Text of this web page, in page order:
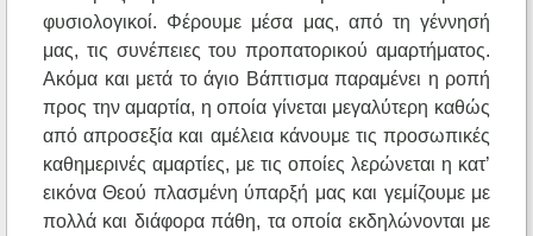
φυσιολογικοί. Φέρουμε μέσα μας, από τη γέννησή
μας, τις συνέπειες του προπατορικού αμαρτήματος.
Ακόμα και μετά το άγιο Βάπτισμα παραμένει η ροπή
προς την αμαρτία, η οποία γίνεται μεγαλύτερη καθώς
από απροσεξία και αμέλεια κάνουμε τις προσωπικές
καθημερινές αμαρτίες, με τις οποίες λερώνεται η κατ’
εικόνα Θεού πλασμένη ύπαρξή μας και γεμίζουμε με
πολλά και διάφορα πάθη, τα οποία εκδηλώνονται με